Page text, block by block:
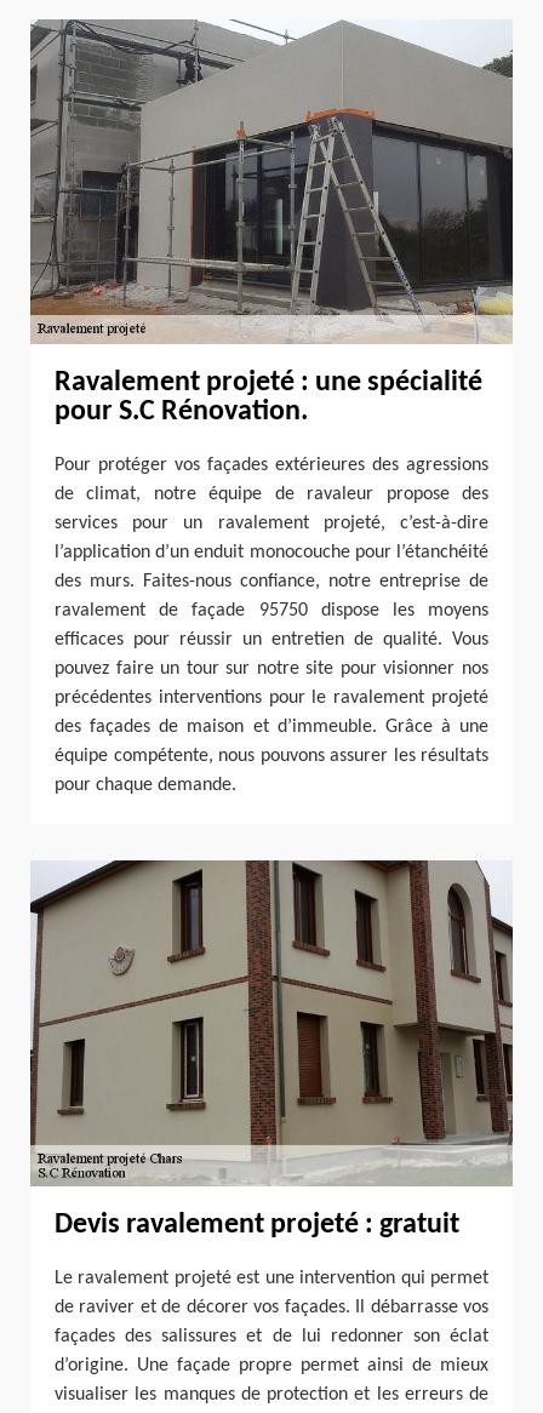
Ravalement projeté : une spécialité
pour S.C Rénovation.
Pour protéger vos façades extérieures des agressions
de climat, notre équipe de ravaleur propose des
services pour un ravalement projeté, c’est-à-dire
l’application d’un enduit monocouche pour l’étanchéité
des murs. Faites-nous confiance, notre entreprise de
ravalement de façade 95750 dispose les moyens
efficaces pour réussir un entretien de qualité. Vous
pouvez faire un tour sur notre site pour visionner nos
précédentes interventions pour le ravalement projeté
des façades de maison et d’immeuble. Grâce à une
équipe compétente, nous pouvons assurer les résultats
pour chaque demande.
Devis ravalement projeté : gratuit
Le ravalement projeté est une intervention qui permet
de raviver et de décorer vos façades. Il débarrasse vos
façades des salissures et de lui redonner son éclat
d’origine. Une façade propre permet ainsi de mieux
visualiser les manques de protection et les erreurs de